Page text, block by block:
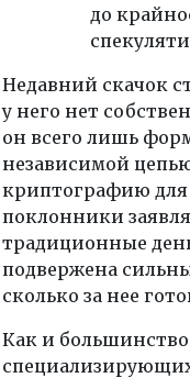
до
Недавний скачок
у него нет
он всего лишь
независимой
криптографию
поклонники
традиционные
подвержена
сколько за нее
Как и